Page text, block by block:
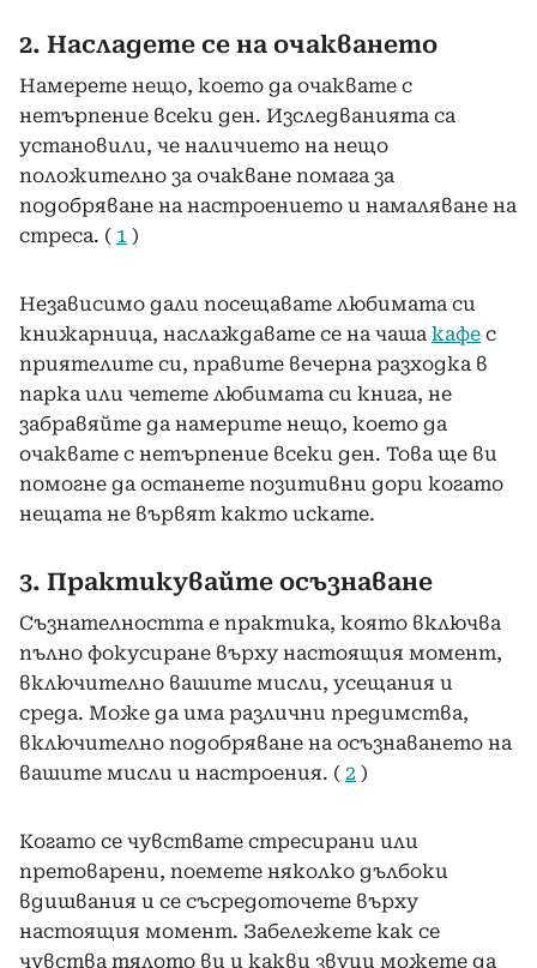
2. Насладете се на очакването
Намерете нещо, което да очаквате с
нетърпение всеки ден. Изследванията са
установили, че наличието на нещо
положително за очакване помага за
подобряване на настроението и намаляване на
стреса. ( 1 )
Независимо дали посещавате любимата си
книжарница, наслаждавате се на чаша кафе с
приятелите си, правите вечерна разходка в
парка или четете любимата си книга, не
забравяйте да намерите нещо, което да
очаквате с нетърпение всеки ден. Това ще ви
помогне да останете позитивни дори когато
нещата не вървят както искате.
3. Практикувайте осъзнаване
Съзнателността е практика, която включва
пълно фокусиране върху настоящия момент,
включително вашите мисли, усещания и
среда. Може да има различни предимства,
включително подобряване на осъзнаването на
вашите мисли и настроения. ( 2 )
Когато се чувствате стресирани или
претоварени, поемете няколко дълбоки
вдишвания и се съсредоточете върху
настоящия момент. Забележете как се
чувства тялото ви и какви звуци можете да